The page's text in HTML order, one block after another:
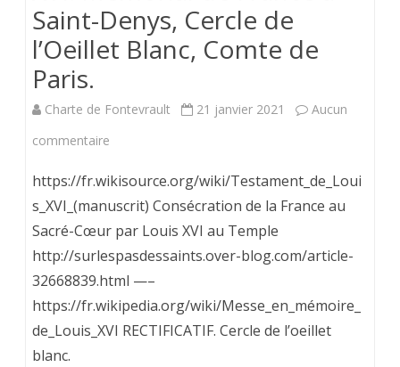
mai
2021
Orléans
le
mai)
Saint-Denys, Cercle de
l’Oeillet Blanc, Comte de
Paris.
Charte de Fontevrault 21 janvier 2021
Aucun
commentaire
Messes
commémoratives
de
XVI.
https://fr.wikisource.org/wiki/Testament_de_Loui
s_XVI_(manuscrit) Consécration de la France au
Sacré-Cœur par Louis XVI au Temple
http://surlespasdessaints.over-blog.com/article-
32668839.html —–
https://fr.wikipedia.org/wiki/Messe_en_mémoire_
de_Louis_XVI RECTIFICATIF. Cercle de l’oeillet
blanc.